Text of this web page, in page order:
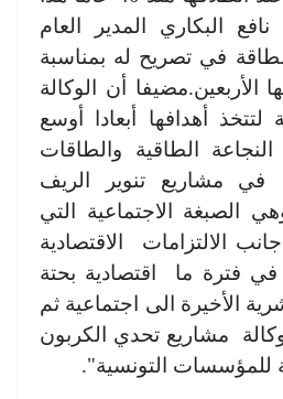
البكاري المدير العام
في تصريح له بمناسبة
الأربعين.مضيفا أن الوكالة
أهدافها أبعادا أوسع
الطاقية والطاقات
في مشاريع تنوير الريف
الصبغة الاجتماعية التي
الالتزامات الاقتصادية
في فترة ما اقتصادية بحتة
الأخيرة الى اجتماعية ثم
مشاريع تحدي الكربون
للمؤسسات التونسية".